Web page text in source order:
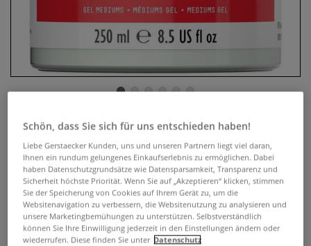
Liquitex® BIO-BASED Gel
0 Bewertungen
Die ideale Wahl für umweltbewusste Künstler, die keine
Kompromisse bei Qualität und Performance eingehen
möchten. Erhöht die Transparenz und verleiht Acrylfarben
mehr Struktur. Glanz- bzw. Matt-Effekt.
Mehr
Schön, dass Sie sich für uns entschieden haben!
Liebe Gerstaecker Kunden, uns und unseren Partnern liegt viel daran,
Ihnen ein rundum gelungenes Einkaufserlebnis zu ermöglichen. Dabei
haben Datenschutzgrundsätze wie Datensparsamkeit, Transparenz und
Sicherheit höchste Priorität. Wenn Sie auf „Akzeptieren“ klicken, stimmen
Sie der Speicherung von Cookies auf Ihrem Gerät zu, um die
Websitenavigation zu verbessern, die Websitenutzung zu analysieren und
unsere Marketingbemühungen zu unterstützen. Selbstverständlich
können Sie Ihre Einwilligung jederzeit in den Einstellungen ändern oder
wiederrufen. Diese finden Sie unter Datenschutz